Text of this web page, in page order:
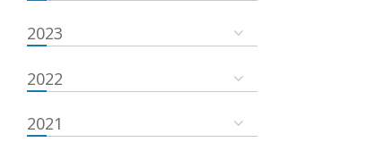
2023
2022
2021